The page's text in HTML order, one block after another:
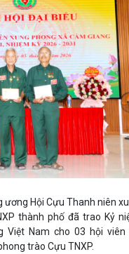
ương Hội Cựu Thanh niên
thành phố đã trao Kỷ
Việt Nam cho 03 hội viên
trào Cựu TNXP.